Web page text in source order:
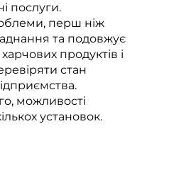
послуги.
перш ніж
та подовжує
продуктів і
стан
можливості
установок.